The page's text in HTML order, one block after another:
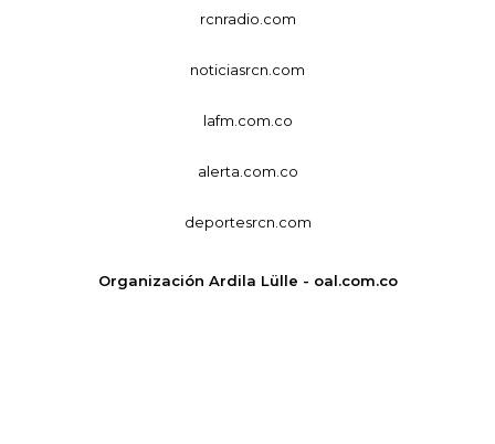
rcnradio.com
noticiasrcn.com
lafm.com.co
alerta.com.co
deportesrcn.com
Organización Ardila Lülle - oal.com.co